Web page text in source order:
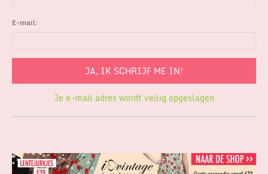
E-mail:
Je e-mail adres wordt veilig opgeslagen